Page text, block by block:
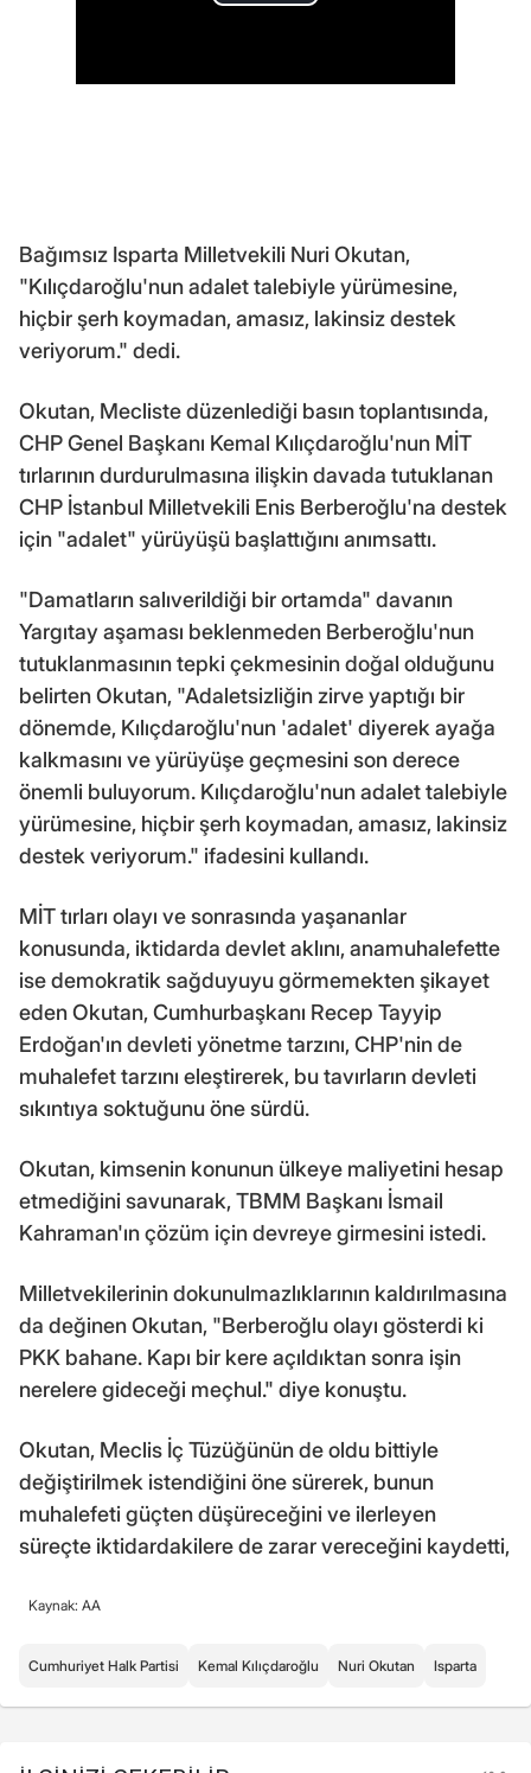
Bağımsız Isparta Milletvekili Nuri Okutan,
"Kılıçdaroğlu'nun adalet talebiyle yürümesine,
hiçbir şerh koymadan, amasız, lakinsiz destek
veriyorum." dedi.
Okutan, Mecliste düzenlediği basın toplantısında,
CHP Genel Başkanı Kemal Kılıçdaroğlu'nun MİT
tırlarının durdurulmasına ilişkin davada tutuklanan
CHP İstanbul Milletvekili Enis Berberoğlu'na destek
için "adalet" yürüyüşü başlattığını anımsattı.
"Damatların salıverildiği bir ortamda" davanın
Yargıtay aşaması beklenmeden Berberoğlu'nun
tutuklanmasının tepki çekmesinin doğal olduğunu
belirten Okutan, "Adaletsizliğin zirve yaptığı bir
dönemde, Kılıçdaroğlu'nun 'adalet' diyerek ayağa
kalkmasını ve yürüyüşe geçmesini son derece
önemli buluyorum. Kılıçdaroğlu'nun adalet talebiyle
yürümesine, hiçbir şerh koymadan, amasız, lakinsiz
destek veriyorum." ifadesini kullandı.
MİT tırları olayı ve sonrasında yaşananlar
konusunda, iktidarda devlet aklını, anamuhalefette
ise demokratik sağduyuyu görmemekten şikayet
eden Okutan, Cumhurbaşkanı Recep Tayyip
Erdoğan'ın devleti yönetme tarzını, CHP'nin de
muhalefet tarzını eleştirerek, bu tavırların devleti
sıkıntıya soktuğunu öne sürdü.
Okutan, kimsenin konunun ülkeye maliyetini hesap
etmediğini savunarak, TBMM Başkanı İsmail
Kahraman'ın çözüm için devreye girmesini istedi.
Milletvekilerinin dokunulmazlıklarının kaldırılmasına
da değinen Okutan, "Berberoğlu olayı gösterdi ki
PKK bahane. Kapı bir kere açıldıktan sonra işin
nerelere gideceği meçhul." diye konuştu.
Okutan, Meclis İç Tüzüğünün de oldu bittiyle
değiştirilmek istendiğini öne sürerek, bunun
muhalefeti güçten düşüreceğini ve ilerleyen
süreçte iktidardakilere de zarar vereceğini kaydetti,
Kaynak: AA
Cumhuriyet Halk Partisi Kemal Kılıçdaroğlu Nuri Okutan Isparta